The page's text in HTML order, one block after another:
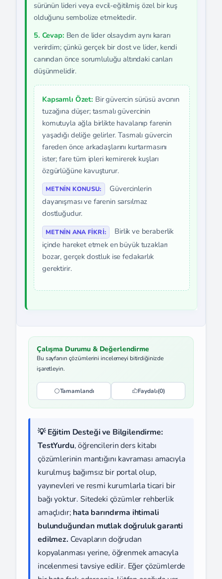
sürünün lideri veya evcil-eğitilmiş özel bir kuş
olduğunu sembolize etmektedir.
5. Cevap: Ben de lider olsaydım aynı kararı
verirdim; çünkü gerçek bir dost ve lider, kendi
canından önce sorumluluğu altındaki canları
düşünmelidir.
Kapsamlı Özet: Bir güvercin sürüsü avcının
tuzağına düşer; tasmalı güvercinin
komutuyla ağla birlikte havalanıp farenin
yaşadığı deliğe gelirler. Tasmalı güvercin
fareden önce arkadaşlarını kurtarmasını
ister; fare tüm ipleri kemirerek kuşları
özgürlüğüne kavuşturur.
METNIN KONUSU:
Güvercinlerin
dayanışması ve farenin sarsılmaz
dostluğudur.
METNIN ANA FIKRI:
Birlik ve beraberlik
içinde hareket etmek en büyük tuzakları
bozar, gerçek dostluk ise fedakarlık
gerektirir.
Çalışma Durumu & Değerlendirme
Bu sayfanın çözümlerini incelemeyi bitirdiğinizde
işaretleyin.
Tamamlandı Faydalı(0)
💡 Eğitim Desteği ve Bilgilendirme:
TestYurdu, öğrencilerin ders kitabı
çözümlerinin mantığını kavraması amacıyla
kurulmuş bağımsız bir portal olup,
yayınevleri ve resmi kurumlarla ticari bir
bağı yoktur. Sitedeki çözümler rehberlik
amaçlıdır; hata barındırma ihtimali
bulunduğundan mutlak doğruluk garanti
edilmez. Cevapların doğrudan
kopyalanması yerine, öğrenmek amacıyla
incelenmesi tavsiye edilir. Eğer çözümlerde